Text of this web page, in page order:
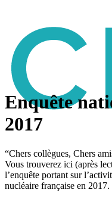
Enquête
2017
“Chers collègues, Chers
Vous trouverez ici (après
l’enquête portant sur
nucléaire française en 2017.